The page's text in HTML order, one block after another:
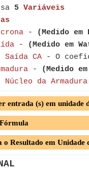
5 Variáveis
- (Medido em
- (Medido em
CA - O
- (Medido
Núcleo da Armadura
entrada (s) em unidade
o Resultado em Unidade